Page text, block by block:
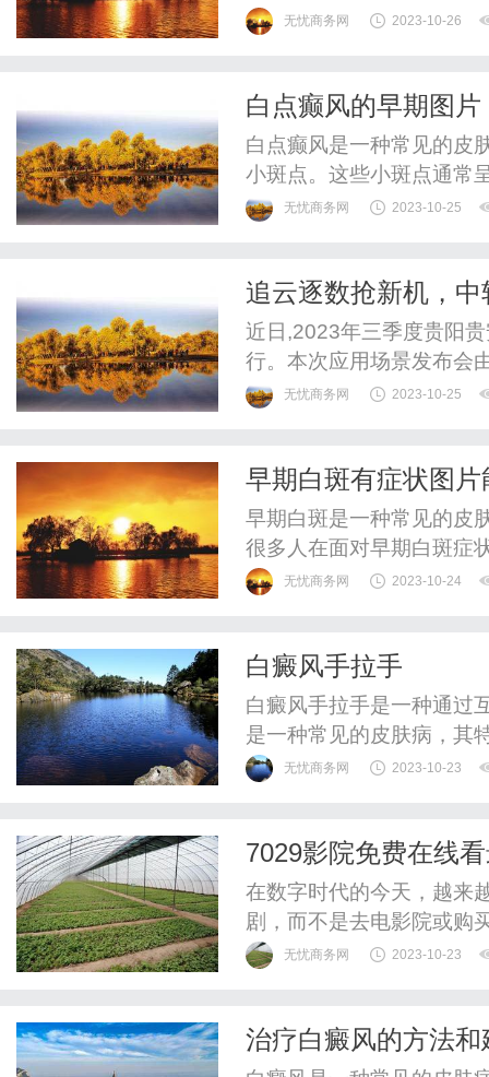
的环境中尽情享受最新的
求感人剧情的爱情片，
无忧商务网 2023-10-26
白点癫风的早期图片
白点癫风是一种常见的皮
小斑点。这些小斑点通常
期图片可以帮助人们更好
明显。斑点的数量和分布
无忧商务网 2023-10-25
追云逐数抢新机，
近日,2023年三季度贵阳
行。本次应用场景发布会
府、贵安新区管委会主办,
景、22家贵阳贵安企业能
无忧商务网 2023-10-25
早期白斑有症状图片
早期白斑是一种常见的皮
很多人在面对早期白斑症
的方法就是通过观察白斑
的困扰，不仅影响外貌美
无忧商务网 2023-10-24
白癜风手拉手
白癜风手拉手是一种通过
是一种常见的皮肤病，其
和社交压力。然而，白癜
活动发挥了重要作用。患
无忧商务网 2023-10-23
7029影院免费在线
在数字时代的今天，越来
剧，而不是去电影院或购
台，为观众们提供了免费
门剧集，都能在这里找到
无忧商务网 2023-10-23
治疗白癜风的方法和